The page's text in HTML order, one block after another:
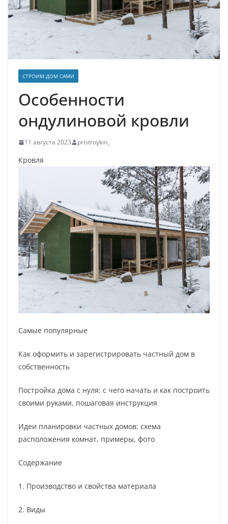
СТРОИМ ДОМ САМИ
Особенности
ондулиновой кровли
11 августа 2023 pristroykin_
Кровля
Самые популярные
Как оформить и зарегистрировать частный дом в
собственность
Постройка дома с нуля: с чего начать и как построить
своими руками, пошаговая инструкция
Идеи планировки частных домов: схема
расположения комнат, примеры, фото
Содержание
1. Производство и свойства материала
2. Виды